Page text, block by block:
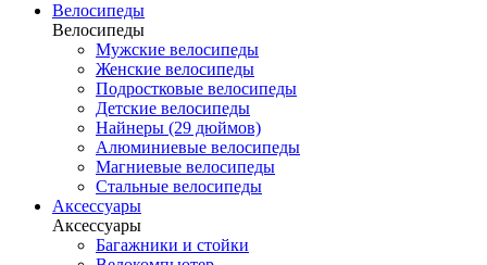
Велосипеды
Велосипеды
Мужские велосипеды
Женские велосипеды
Подростковые велосипеды
Детские велосипеды
Найнеры (29 дюймов)
Алюминиевые велосипеды
Магниевые велосипеды
Стальные велосипеды
Аксессуары
Аксессуары
Багажники и стойки